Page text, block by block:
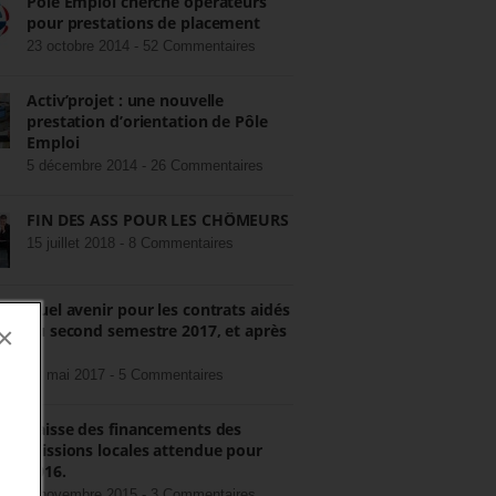
pour prestations de placement
23 octobre 2014 - 52 Commentaires
Activ’projet : une nouvelle
prestation d’orientation de Pôle
Emploi
5 décembre 2014 - 26 Commentaires
FIN DES ASS POUR LES CHÔMEURS
15 juillet 2018 - 8 Commentaires
Quel avenir pour les contrats aidés
au second semestre 2017, et après
22 mai 2017 - 5 Commentaires
Baisse des financements des
missions locales attendue pour
2016.